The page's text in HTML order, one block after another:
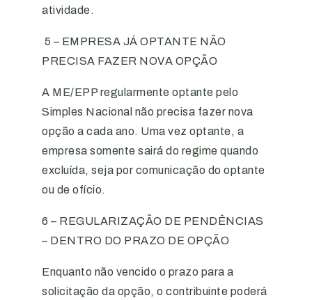
atividade.
5 – EMPRESA JÁ OPTANTE NÃO
PRECISA FAZER NOVA OPÇÃO
A ME/EPP regularmente optante pelo
Simples Nacional não precisa fazer nova
opção a cada ano. Uma vez optante, a
empresa somente sairá do regime quando
excluída, seja por comunicação do optante
ou de ofício.
6 – REGULARIZAÇÃO DE PENDÊNCIAS
– DENTRO DO PRAZO DE OPÇÃO
Enquanto não vencido o prazo para a
solicitação da opção, o contribuinte poderá